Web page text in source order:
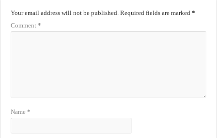
Your email address will not be published. Required fields are marked*
Comment*
Name*